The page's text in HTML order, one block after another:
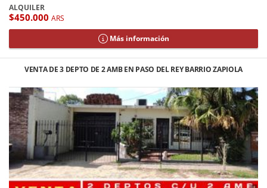
ALQUILER
$450.000 ARS
Más información
VENTA DE 3 DEPTO DE 2 AMB EN PASO DEL REY BARRIO ZAPIOLA